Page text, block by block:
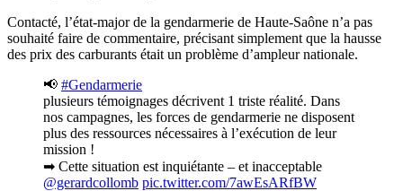
Contacté, l’état-major de la gendarmerie de Haute-Saône n’a pas
souhaité faire de commentaire, précisant simplement que la hausse
des prix des carburants était un problème d’ampleur nationale.
📢 #Gendarmerie
plusieurs témoignages décrivent 1 triste réalité. Dans
nos campagnes, les forces de gendarmerie ne disposent
plus des ressources nécessaires à l’exécution de leur
mission !
➡ Cette situation est inquiétante – et inacceptable
@gerardcollomb pic.twitter.com/7awEsARfBW